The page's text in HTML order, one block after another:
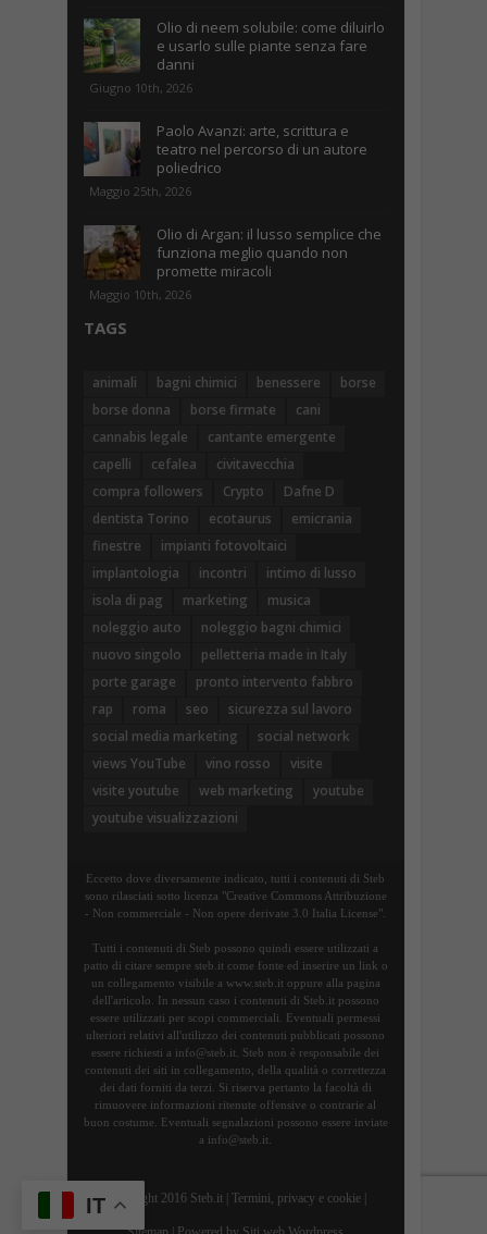
Olio di neem solubile: come diluirlo
e usarlo sulle piante senza fare
danni
Giugno 10th, 2026
Paolo Avanzi: arte, scrittura e
teatro nel percorso di un autore
poliedrico
Maggio 25th, 2026
Olio di Argan: il lusso semplice che
funziona meglio quando non
promette miracoli
Maggio 10th, 2026
TAGS
animali bagni chimici benessere
borse
borse donna
borse firmate
cani
cannabis legale
cantante emergente
capelli
cefalea
civitavecchia
compra followers
Crypto
Dafne D
dentista Torino
ecotaurus
emicrania
finestre
impianti fotovoltaici
implantologia
incontri
intimo di lusso
isola di pag
marketing
musica
noleggio auto
noleggio bagni chimici
nuovo singolo
pelletteria made in Italy
porte garage
pronto intervento fabbro
rap
roma seo
sicurezza sul lavoro
social media marketing
social network
views YouTube
vino rosso
visite
visite youtube
web marketing
youtube
youtube visualizzazioni
Eccetto dove diversamente indicato, tutti i contenuti di Steb
sono rilasciati sotto licenza "Creative Commons Attribuzione
- Non commerciale - Non opere derivate 3.0 Italia License".
Tutti i contenuti di Steb possono quindi essere utilizzati a
patto di citare sempre steb.it come fonte ed inserire un link o
un collegamento visibile a www.steb.it oppure alla pagina
dell'articolo. In nessun caso i contenuti di Steb.it possono
essere utilizzati per scopi commerciali. Eventuali permessi
ulteriori relativi all'utilizzo dei contenuti pubblicati possono
essere richiesti a info@steb.it. Steb non è responsabile dei
contenuti dei siti in collegamento, della qualità o correttezza
dei dati forniti da terzi. Si riserva pertanto la facoltà di
rimuovere informazioni ritenute offensive o contrarie al
buon costume. Eventuali segnalazioni possono essere inviate
a info@steb.it.
Copyright 2016 Steb.it | Termini, privacy e cookie|
IT